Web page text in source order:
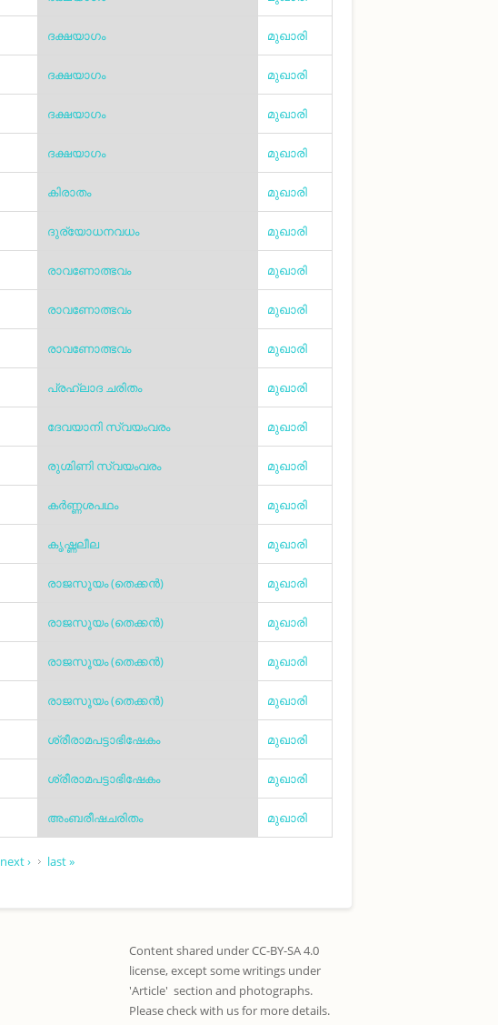
ദക്ഷയാഗം മുഖാരി
ദക്ഷയാഗം മുഖാരി
ദക്ഷയാഗം മുഖാരി
ദക്ഷയാഗം മുഖാരി
കിരാതം മുഖാരി
ദുര്യോധനവധം മുഖാരി
രാവണോത്ഭവം മുഖാരി
രാവണോത്ഭവം മുഖാരി
രാവണോത്ഭവം മുഖാരി
പ്രഹ്ലാദ ചരിതം മുഖാരി
ദേവയാനി സ്വയംവരം മുഖാരി
രുഗ്മിണി സ്വയംവരം മുഖാരി
കർണ്ണശപഥം മുഖാരി
കൃഷ്ണലീല മുഖാരി
രാജസൂയം (തെക്കൻ) മുഖാരി
രാജസൂയം (തെക്കൻ) മുഖാരി
രാജസൂയം (തെക്കൻ) മുഖാരി
രാജസൂയം (തെക്കൻ) മുഖാരി
ശ്രീരാമപട്ടാഭിഷേകം മുഖാരി
ശ്രീരാമപട്ടാഭിഷേകം മുഖാരി
അംബരീഷചരിതം മുഖാരി
next › last »
Content shared under CC-BY-SA 4.0
license, except some writings under
'Article' section and photographs.
Please check with us for more details.